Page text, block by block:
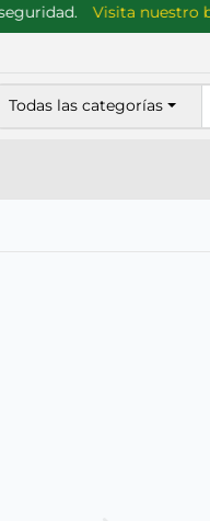
Visita nuestro blog
Todas las categorías